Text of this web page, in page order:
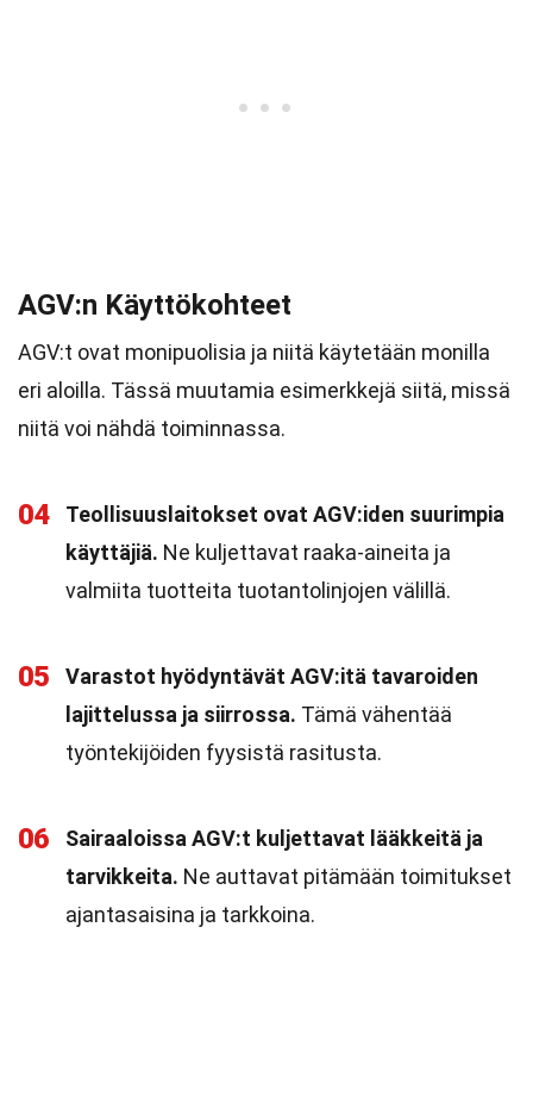
AGV:n Käyttökohteet
AGV:t ovat monipuolisia ja niitä käytetään monilla
eri aloilla. Tässä muutamia esimerkkejä siitä, missä
niitä voi nähdä toiminnassa.
04
Teollisuuslaitokset ovat AGV:iden suurimpia
käyttäjiä. Ne kuljettavat raaka-aineita ja
valmiita tuotteita tuotantolinjojen välillä.
05
Varastot hyödyntävät AGV:itä tavaroiden
lajittelussa ja siirrossa. Tämä vähentää
työntekijöiden fyysistä rasitusta.
06
Sairaaloissa AGV:t kuljettavat lääkkeitä ja
tarvikkeita. Ne auttavat pitämään toimitukset
ajantasaisina ja tarkkoina.